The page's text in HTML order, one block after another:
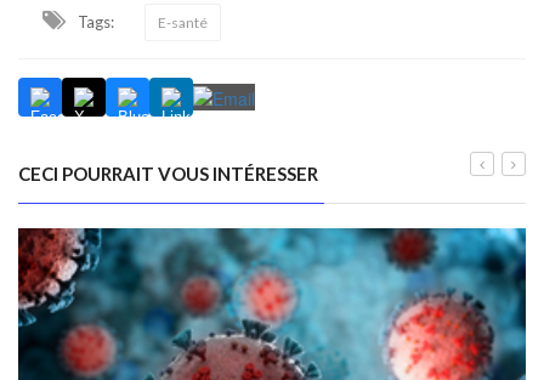
Tags: E-santé
CECI POURRAIT VOUS INTÉRESSER